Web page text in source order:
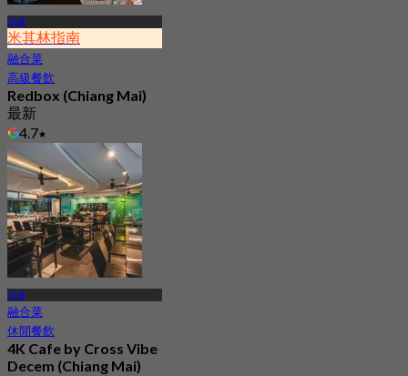
清邁
米其林指南
融合菜
高級餐飲
Redbox (Chiang Mai)
最新
4.7
起
฿ 2,970
清邁
融合菜
休閒餐飲
4K Cafe by Cross Vibe
Decem (Chiang Mai)